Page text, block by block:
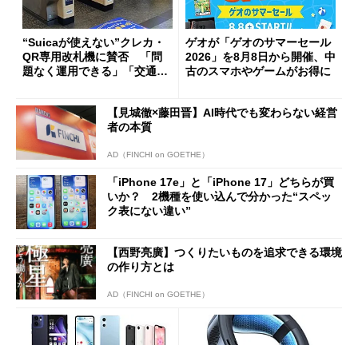
“Suicaが使えない”クレカ・
QR専用改札機に賛否 「問
題なく運用できる」「交通系I
ゲオが「ゲオのサマーセール
2026」を8月8日から開催、中
古のスマホやゲームがお得に
【見城徹×藤田晋】AI時代でも変わらない経営
者の本質
AD（FINCHI on GOETHE）
「iPhone 17e」と「iPhone 17」どちらが買
いか？ 2機種を使い込んで分かった“スペッ
ク表にない違い”
【西野亮廣】つくりたいものを追求できる環境
の作り方とは
AD（FINCHI on GOETHE）